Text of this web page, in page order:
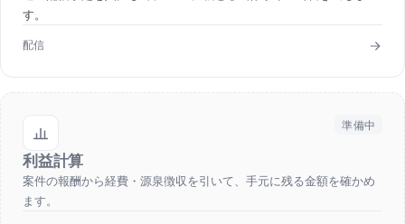
す。
配信
準備中
利益計算
案件の報酬から経費・源泉徴収を引いて、手元に残る金額を確かめ
ます。